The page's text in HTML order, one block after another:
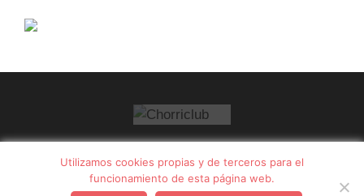
FAQ·Contacto· Privacidad·Aviso legal
Utilizamos cookies propias y de terceros para el
funcionamiento de esta página web.